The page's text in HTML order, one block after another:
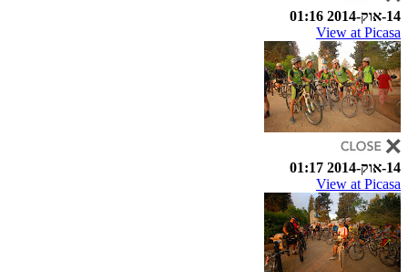
14-אוק-2014 01:16
View at Picasa
14-אוק-2014 01:17
View at Picasa